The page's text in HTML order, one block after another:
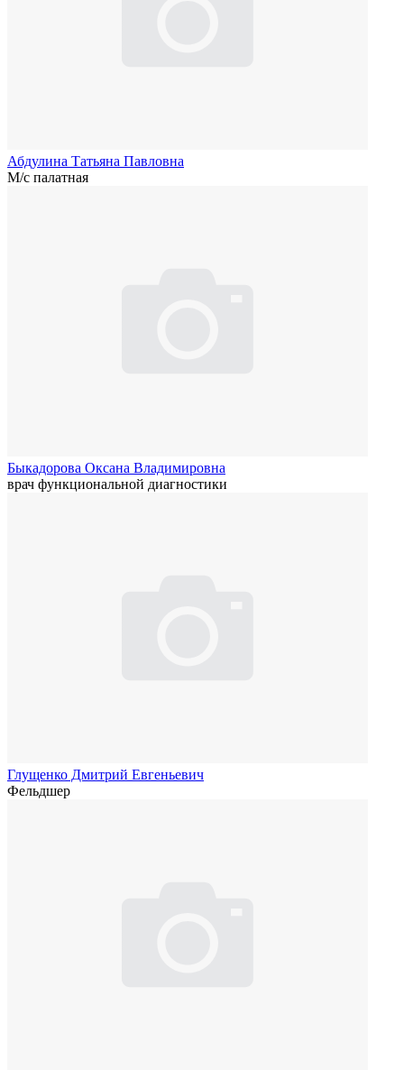
Абдулина Татьяна Павловна
М/с палатная
Быкадорова Оксана Владимировна
врач функциональной диагностики
Глущенко Дмитрий Евгеньевич
Фельдшер